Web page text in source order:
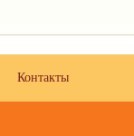
Контакты